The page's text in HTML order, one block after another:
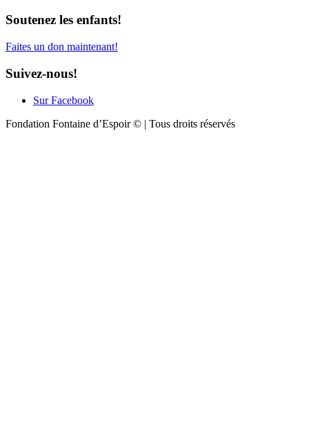
Soutenez les enfants!
Faites un don maintenant!
Suivez-nous!
Sur Facebook
Fondation Fontaine d’Espoir © | Tous droits réservés